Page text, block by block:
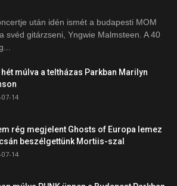
után idén ismét a budapesti MOM
svéd gitárzseni, Yngwie Malmsteen. A 40
hét múlva a teltházas Parkban Marilyn
07-14
rég megjelent Ghosts of Europa lemez
beszélgettünk Mortiis-szal
07-14